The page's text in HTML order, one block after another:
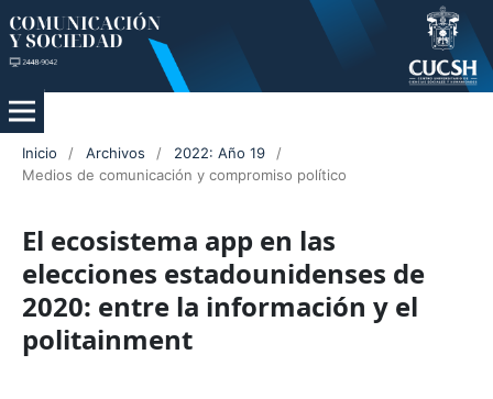
Inicio / Archivos / 2022: Año 19
/
Medios de comunicación y compromiso político
El ecosistema app en las
elecciones estadounidenses de
2020: entre la información y el
politainment